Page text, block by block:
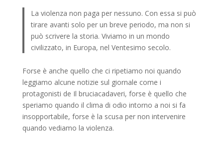
La violenza non paga per nessuno. Con essa si può
tirare avanti solo per un breve periodo, ma non si
può scrivere la storia. Viviamo in un mondo
civilizzato, in Europa, nel Ventesimo secolo.
Forse è anche quello che ci ripetiamo noi quando
leggiamo alcune notizie sul giornale come i
protagonisti de Il bruciacadaveri, forse è quello che
speriamo quando il clima di odio intorno a noi si fa
insopportabile, forse è la scusa per non intervenire
quando vediamo la violenza.